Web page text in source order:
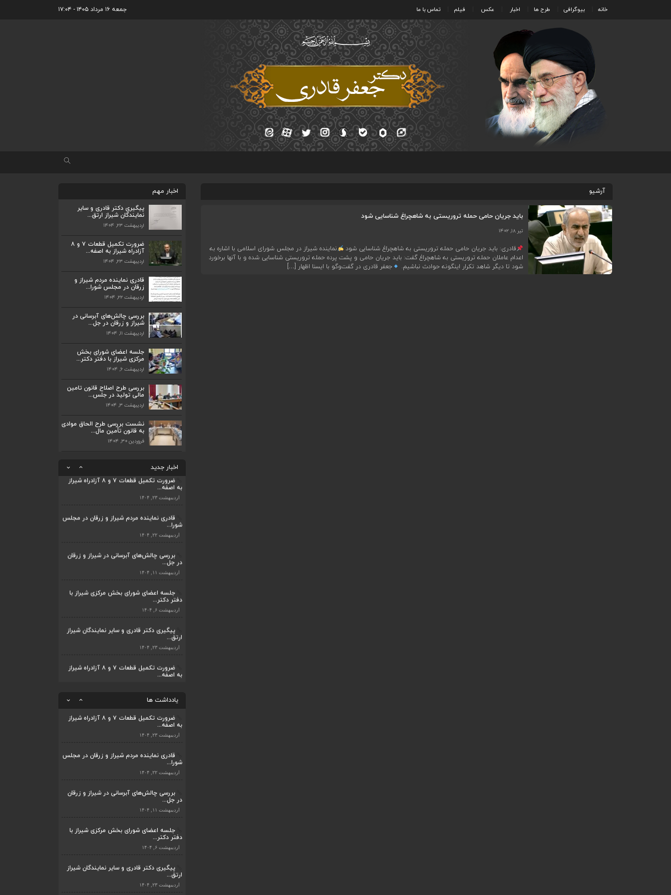
خانه بیوگرافی طرح ها اخبار عکس فیلم تماس با ما جمعه ۱۶ مرداد ۱۴۰۵ - ۱۷:۰۴
آرشیو
باید جریان حامی حمله تروریستی به شاهچراغ شناسایی شود
تیر ۱۸, ۱۴۰۲
قادری: باید جریان حامی حمله تروریستی به شاهچراغ شناسایی شود
نماینده شیراز در مجلس شورای اسلامی با اشاره به
اعدام عاملان حمله تروریستی به شاهچراغ گفت: باید جریان حامی و پشت پرده حمله تروریستی شناسایی شده و با آنها برخورد
شود تا دیگر شاهد تکرار اینگونه حوادث نباشیم.
جعفر قادری در گفت‌وگو با ایسنا اظهار […]
اخبار مهم
پیگیری دکتر قادری و سایر
نمایندگان شیراز ارتق...
اردیبهشت ۲۳, ۱۴۰۴
ضرورت تکمیل قطعات ۷ و ۸
آزادراه شیراز به اصفه...
اردیبهشت ۲۳, ۱۴۰۴
قادری نماینده مردم شیراز و
زرقان در مجلس شورا...
اردیبهشت ۲۲, ۱۴۰۴
بررسی چالش‌های آبرسانی در
شیراز و زرقان در جل...
اردیبهشت ۱۱, ۱۴۰۴
جلسه اعضای شورای بخش
مرکزی شیراز با دفتر دکتر...
اردیبهشت ۶, ۱۴۰۴
بررسی طرح اصلاح قانون تامین
مالی تولید در جلس...
اردیبهشت ۳, ۱۴۰۴
نشست بررسی طرح الحاق موادی
به قانون تأمین مال...
فروردین ۳۰, ۱۴۰۴
اخبار جدید
اردیبهشت ۲۳, ۱۴۰۴
قادری نماینده مردم شیراز و زرقان در مجلس
اردیبهشت ۲۲, ۱۴۰۴
بررسی چالش‌های آبرسانی در شیراز و زرقان
اردیبهشت ۱۱, ۱۴۰۴
دفتر دکتر...
اردیبهشت ۶, ۱۴۰۴
ارتق...
اردیبهشت ۲۳, ۱۴۰۴
اردیبهشت ۲۳, ۱۴۰۴
قادری نماینده مردم شیراز و زرقان در مجلس
شورا...
بررسی چالش‌های آبرسانی در شیراز و زرقان
در جل...
جلسه اعضای شورای بخش مرکزی شیراز با
دفتر دکتر...
پیگیری دکتر قادری و سایر نمایندگان شیراز
ارتق...
به اصفه...
قادری نماینده مردم شیراز و زرقان در مجلس
بررسی چالش‌های آبرسانی در شیراز و زرقان
در جل...
یادداشت ها
اردیبهشت ۲۳, ۱۴۰۴
قادری نماینده مردم شیراز و زرقان در مجلس
بررسی چالش‌های آبرسانی در شیراز و زرقان
جلسه اعضای شورای بخش مرکزی شیراز با
اردیبهشت ۶, ۱۴۰۴
پیگیری دکتر قادری و سایر نمایندگان شیراز
اردیبهشت ۲۳, ۱۴۰۴
قادری نماینده مردم شیراز و زرقان در مجلس
شورا...
اردیبهشت ۲۲, ۱۴۰۴
بررسی چالش‌های آبرسانی در شیراز و زرقان
در جل...
اردیبهشت ۱۱, ۱۴۰۴
جلسه اعضای شورای بخش مرکزی شیراز با
دفتر دکتر...
اردیبهشت ۶, ۱۴۰۴
پیگیری دکتر قادری و سایر نمایندگان شیراز
ارتق...
اردیبهشت ۲۳, ۱۴۰۴
ضرورت تکمیل قطعات ۷ و ۸ آزادراه شیراز
به اصفه...
اردیبهشت ۲۳, ۱۴۰۴